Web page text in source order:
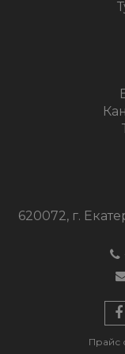
620072, г.
Прайс